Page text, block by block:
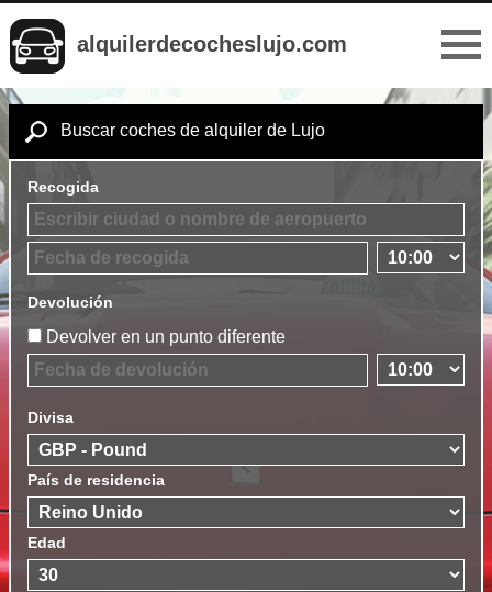
alquilerdecocheslujo.com
Buscar coches de alquiler de Lujo
Recogida
Devolución
Devolver en un punto diferente
Divisa
País de residencia
Edad